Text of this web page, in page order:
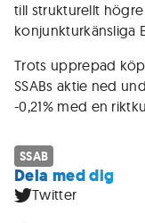
till strukturellt
konjunkturkänsliga
Trots upprepad
SSABs aktie ned
-0,21% med en
SSAB
Dela med dig
Twitter